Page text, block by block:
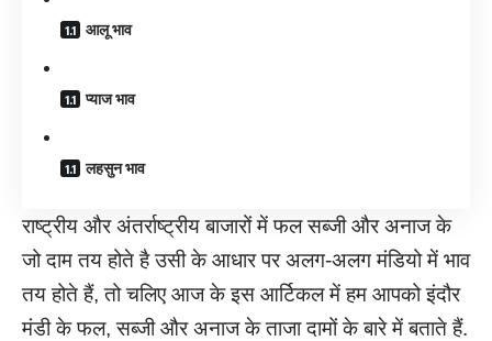
आलू भाव
प्याज भाव
लहसुन भाव
राष्ट्रीय और अंतर्राष्ट्रीय बाजारों में फल सब्जी और अनाज के
जो दाम तय होते है उसी के आधार पर अलग-अलग मंडियो में भाव
तय होते हैं, तो चलिए आज के इस आर्टिकल में हम आपको इंदौर
मंडी के फल, सब्जी और अनाज के ताजा दामों के बारे में बताते हैं.